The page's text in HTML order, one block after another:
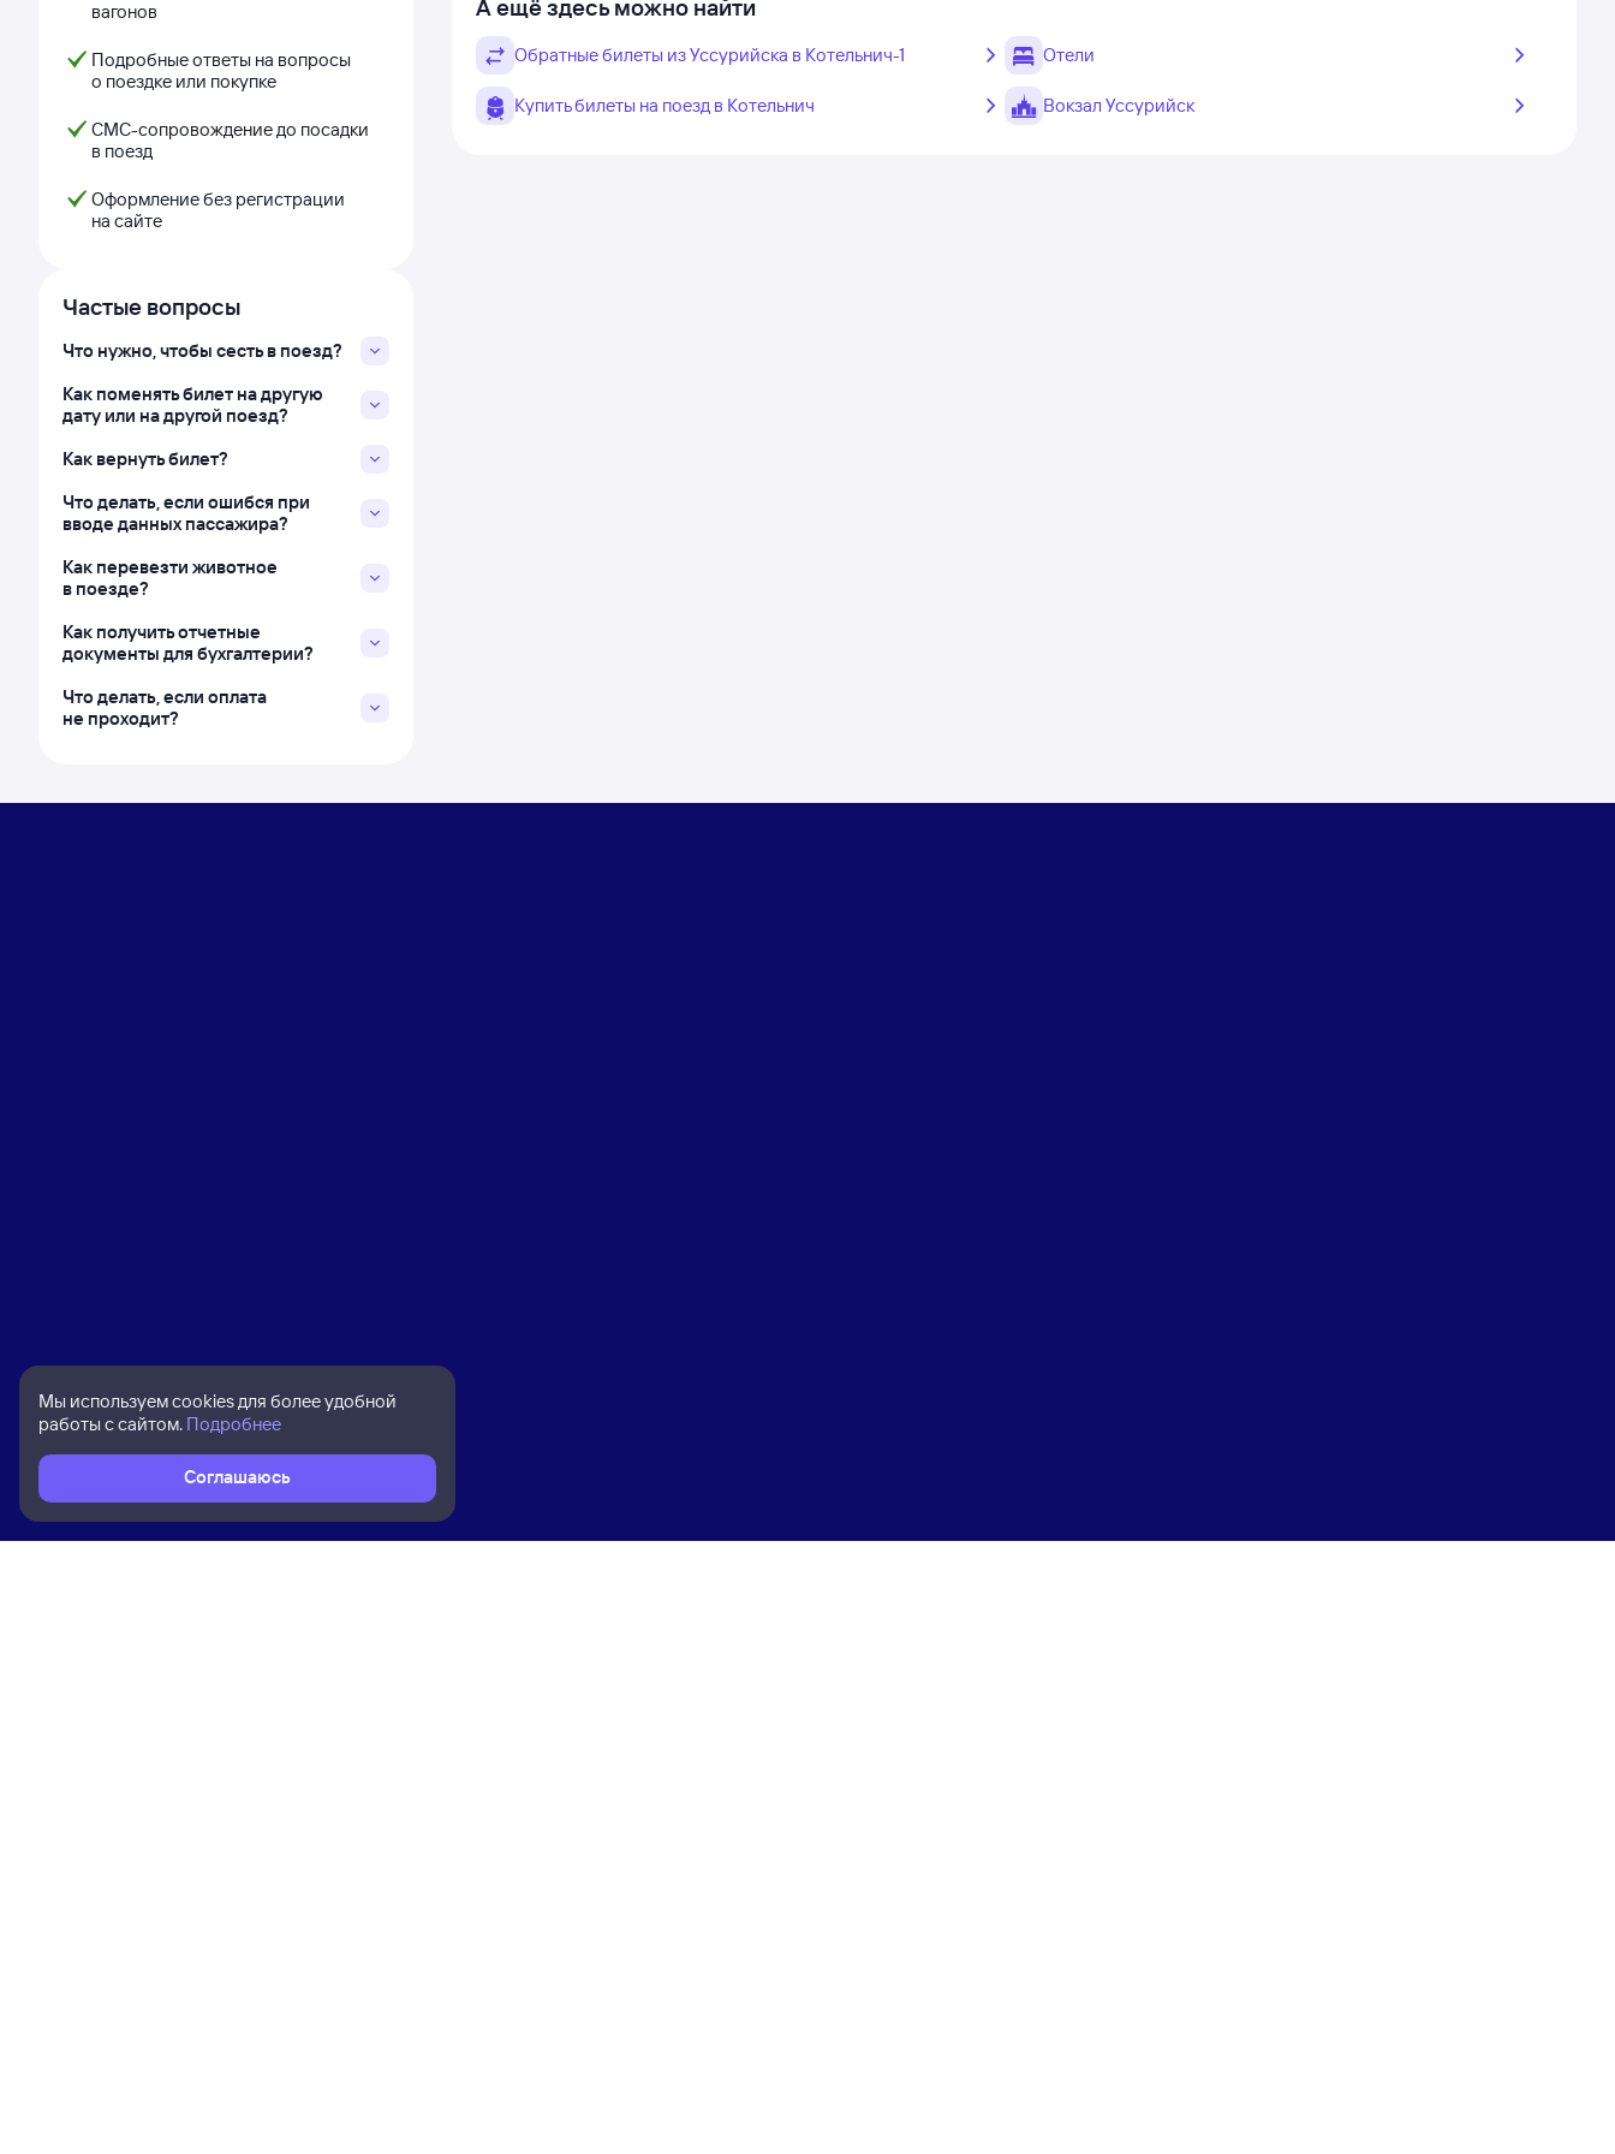
вагонов
Подробные ответы на вопросы
о поездке или покупке
СМС-сопровождение до посадки
в поезд
Оформление без регистрации
на сайте
Частые вопросы
Что нужно, чтобы сесть в поезд?
Как поменять билет на другую
дату или на другой поезд?
Как вернуть билет?
Что делать, если ошибся при
вводе данных пассажира?
Как перевезти животное
в поезде?
Как получить отчетные
документы для бухгалтерии?
Что делать, если оплата
не проходит?
А ещё здесь можно найти
Обратные билеты из Уссурийска в Котельнич-1 Отели
Купить билеты на поезд в Котельнич Вокзал Уссурийск
Мы используем cookies для более удобной
работы с сайтом. Подробнее
Соглашаюсь